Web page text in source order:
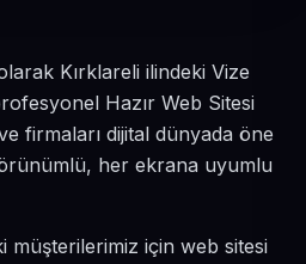
Kırklareli ilindeki Vize
Hazır Web Sitesi
firmaları dijital dünyada öne
her ekrana uyumlu
müşterilerimiz için web sitesi